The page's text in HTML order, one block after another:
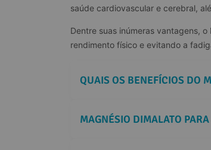
saúde cardiovascular e cerebral,
Dentre suas inúmeras vantagens,
rendimento físico e evitando a
QUAIS OS BENEFÍCIOS DO
MAGNÉSIO DIMALATO PARA